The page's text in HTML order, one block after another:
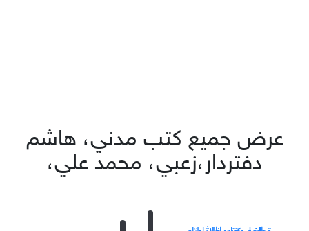
عرض جميع كتب مدني، هاشم
دفتردار،زعبي، محمد علي،